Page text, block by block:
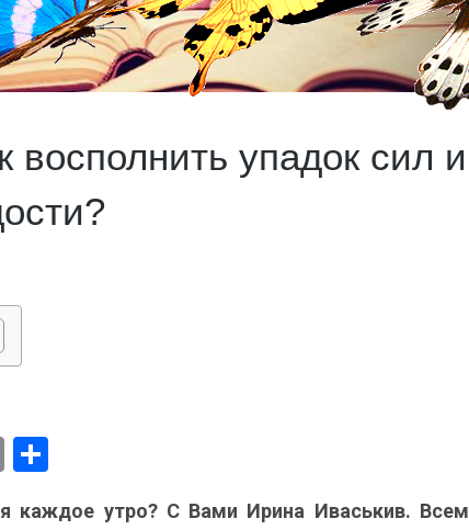
упадок сил и
Email
каждое утро? С Вами Ирина Иваськив. Всем